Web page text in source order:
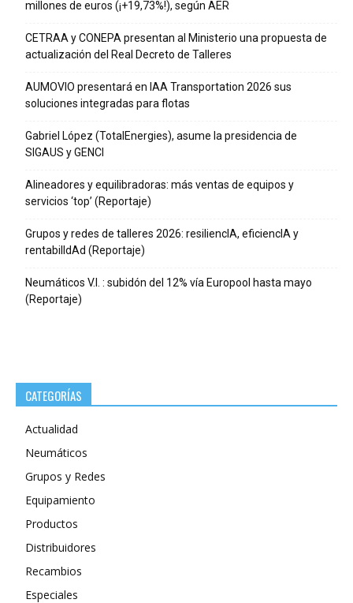
millones de euros (¡+19,73%!), según AER
CETRAA y CONEPA presentan al Ministerio una propuesta de
actualización del Real Decreto de Talleres
AUMOVIO presentará en IAA Transportation 2026 sus
soluciones integradas para flotas
Gabriel López (TotalEnergies), asume la presidencia de
SIGAUS y GENCI
Alineadores y equilibradoras: más ventas de equipos y
servicios ‘top’ (Reportaje)
Grupos y redes de talleres 2026: resiliencIA, eficiencIA y
rentabilIdAd (Reportaje)
Neumáticos V.I. : subidón del 12% vía Europool hasta mayo
(Reportaje)
CATEGORÍAS
Actualidad
Neumáticos
Grupos y Redes
Equipamiento
Productos
Distribuidores
Recambios
Especiales